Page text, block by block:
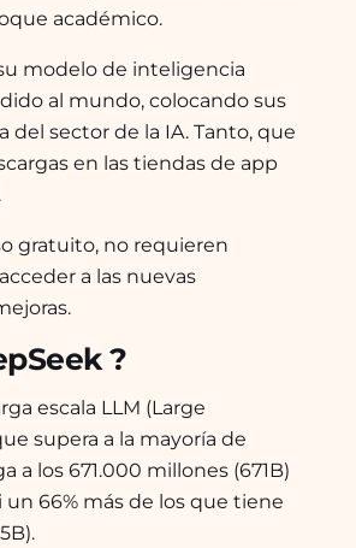
académico.
modelo de inteligencia
al mundo, colocando sus
del sector de la IA. Tanto, que
en las tiendas de app
gratuito, no requieren
a las nuevas
?
escala LLM (Large
supera a la mayoría de
a los 671.000 millones (671B)
un 66% más de los que tiene